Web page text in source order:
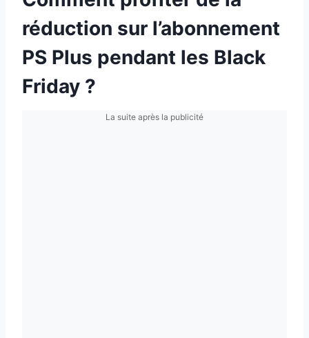
réduction sur l’abonnement
PS Plus pendant les Black
Friday ?
La suite après la publicité